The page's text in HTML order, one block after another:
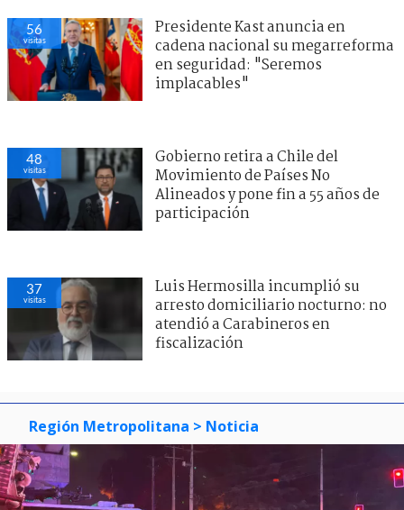
56
visitas
Presidente Kast anuncia en
cadena nacional su megarreforma
en seguridad: "Seremos
implacables"
48
visitas
Gobierno retira a Chile del
Movimiento de Países No
Alineados y pone fin a 55 años de
participación
37
visitas
Luis Hermosilla incumplió su
arresto domiciliario nocturno: no
atendió a Carabineros en
fiscalización
Región Metropolitana > Noticia